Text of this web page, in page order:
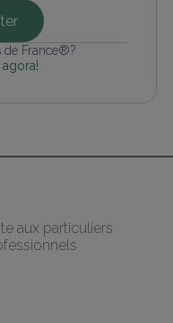
de France®?
aux particuliers